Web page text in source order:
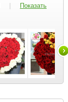
|
Показать